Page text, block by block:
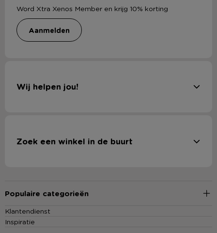
Word Xtra Xenos Member en krijg 10% korting
aanmelden
Wij helpen jou!
Zoek een winkel in de buurt
Populaire categorieën
Klantendienst
Inspiratie